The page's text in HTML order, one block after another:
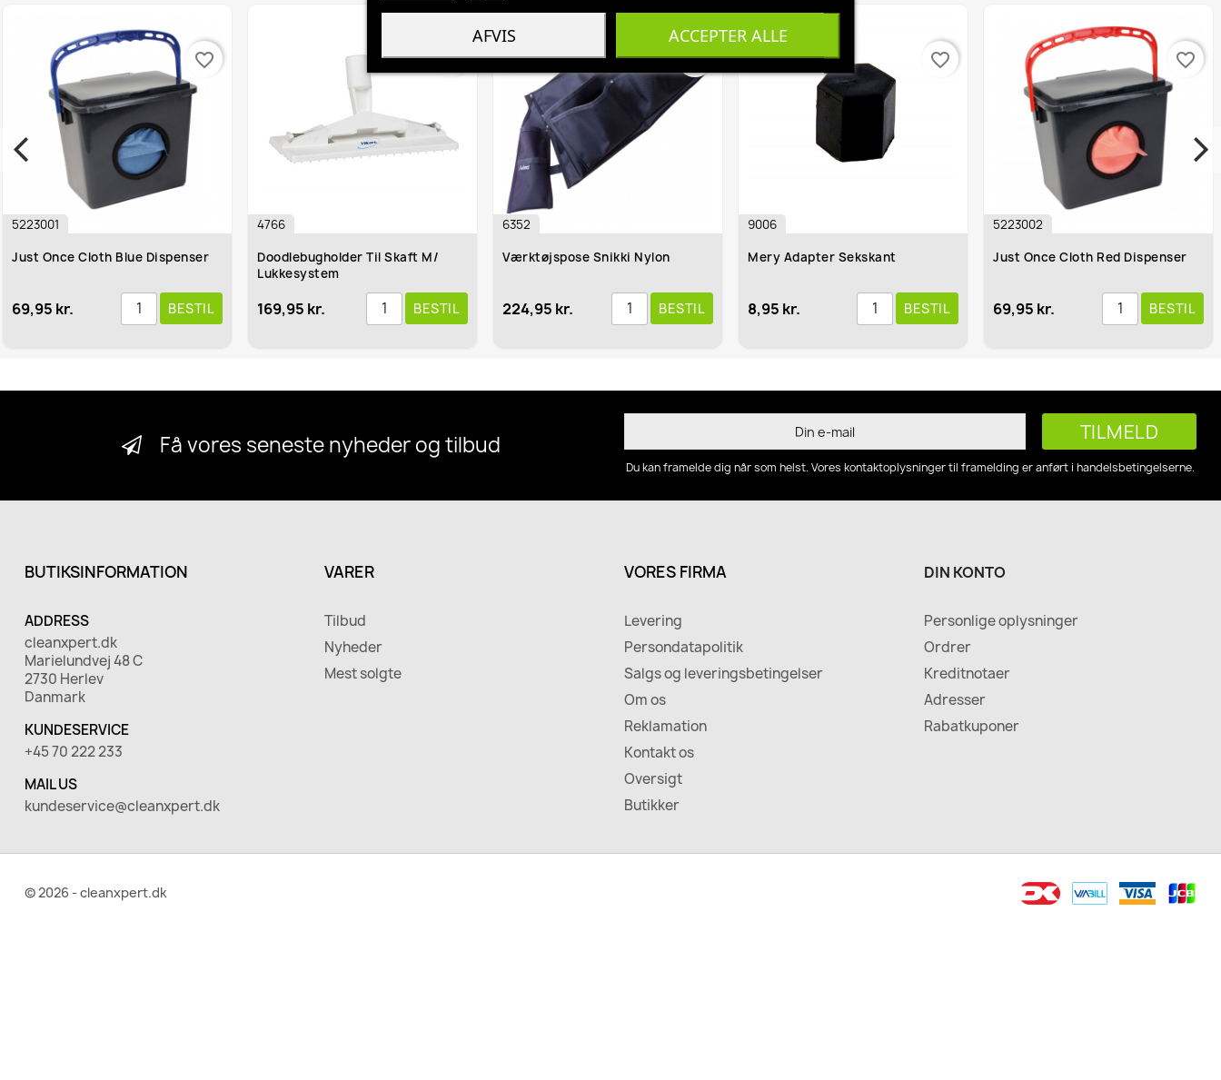
Once Cloth Blue Dispenser
kr. BESTIL
favorite_border
4766
Doodlebugholder Til Skaft M/
Lukkesystem
169,95 kr. BESTIL
favorite_border
6352
Værktøjspose Snikki Nylon
224,95 kr. BESTIL
favorite_border
9006
Mery Adapter Sekskant
8,95 kr. BESTIL
favorite_border
5223002
Just Once Cloth Red Dispenser
69,95 kr. BESTIL
favorite_border
Få vores seneste nyheder og tilbud
Du kan framelde dig når som helst. Vores kontaktoplysninger til framelding er anført i handelsbetingelserne.
BUTIKSINFORMATION
ADDRESS
cleanxpert.dk
Marielundvej 48 C
2730 Herlev
Danmark
KUNDESERVICE
+45 70 222 233
MAIL US
kundeservice@cleanxpert.dk
VARER
Tilbud
Nyheder
Mest solgte
VORES FIRMA
Levering
Persondatapolitik
Salgs og leveringsbetingelser
Om os
Reklamation
Kontakt os
Oversigt
Butikker
DIN KONTO
Personlige oplysninger
Ordrer
Kreditnotaer
Adresser
Rabatkuponer
AFVIS ACCEPTER ALLE
© 2026 - cleanxpert.dk